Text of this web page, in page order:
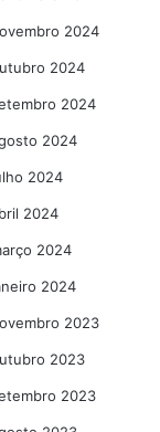
2024
2024
2024
2024
2024
2024
2024
2024
2023
2023
2023